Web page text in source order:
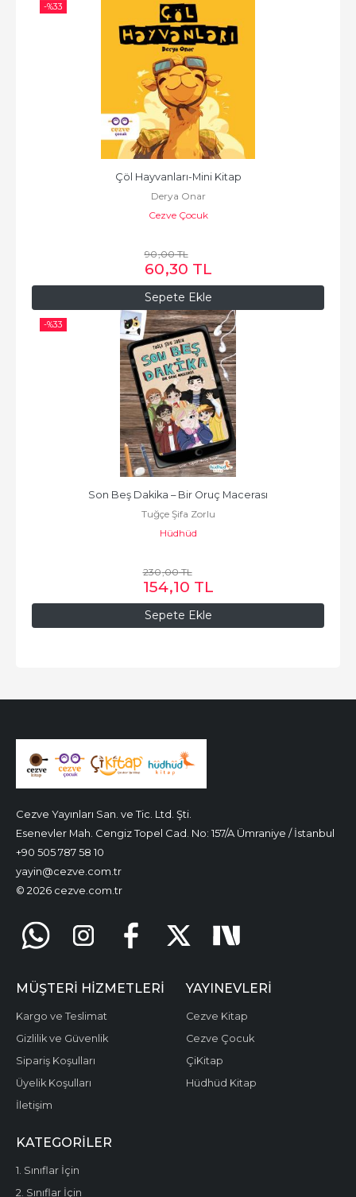
-%33
Sepete Ekle
Çöl Hayvanları-Mini Kitap
Derya Onar
Cezve Çocuk
90,00TL
60,30 TL
-%33
Sepete Ekle
Son Beş Dakika – Bir Oruç Macerası
Tuğçe Şifa Zorlu
Hüdhüd
230,00TL
154,10 TL
Cezve Yayınları San. ve Tic. Ltd. Şti.
Esenevler Mah. Cengiz Topel Cad. No: 157/A Ümraniye / İstanbul
+90 505 787 58 10
yayin@cezve.com.tr
© 2026 cezve.com.tr
MÜŞTERI HIZMETLERI
Kargo ve Teslimat
Gizlilik ve Güvenlik
Sipariş Koşulları
Üyelik Koşulları
İletişim
YAYINEVLERI
Cezve Kitap
Cezve Çocuk
ÇiKitap
Hüdhüd Kitap
KATEGORILER
1. Sınıflar İçin
2. Sınıflar İçin